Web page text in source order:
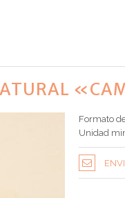
Formato
Unidad